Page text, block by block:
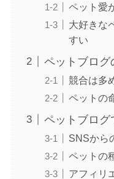
ペット愛
大好きな
すい
ペットブログ
競合は多
ペットの
ペットブログ
SNSから
ペットの
アフィリ